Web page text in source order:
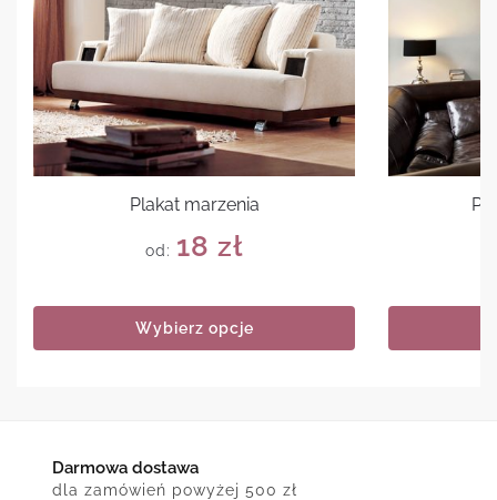
Plakat marzenia
od: 18 zł
Wybierz opcje
Darmowa dostawa
dla zamówień powyżej 500 zł